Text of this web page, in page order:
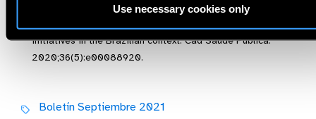
Use necessary cookies only
Santos DL, et Challenges and opportunities for telehealth
initiatives in the Brazilian context. Cad Saude Publica.
2020;36(5):e00088920.
Boletín Septiembre 2021